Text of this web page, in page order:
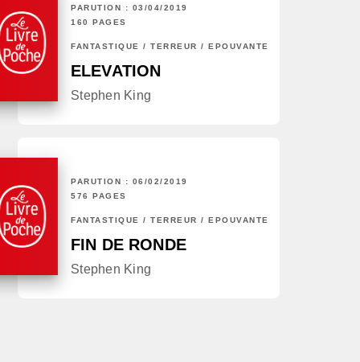
PARUTION : 03/04/2019
160 PAGES
FANTASTIQUE / TERREUR / EPOUVANTE
ELEVATION
Stephen King
PARUTION : 06/02/2019
576 PAGES
FANTASTIQUE / TERREUR / EPOUVANTE
FIN DE RONDE
Stephen King